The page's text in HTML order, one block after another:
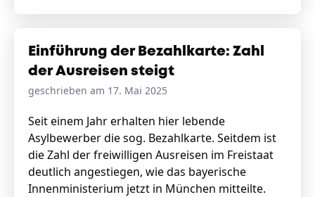
Einführung der Bezahlkarte: Zahl
der Ausreisen steigt
geschrieben am 17. Mai 2025
Seit einem Jahr erhalten hier lebende
Asylbewerber die sog. Bezahlkarte. Seitdem ist
die Zahl der freiwilligen Ausreisen im Freistaat
deutlich angestiegen, wie das bayerische
Innenministerium jetzt in München mitteilte.